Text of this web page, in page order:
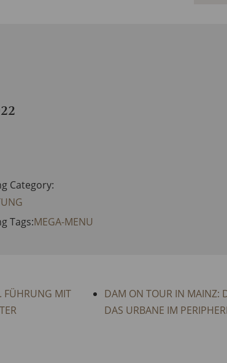
Category:
Tags:MEGA-MENU
FÜHRUNG MIT
DAM ON TOUR IN MAINZ:
DAS URBANE IM